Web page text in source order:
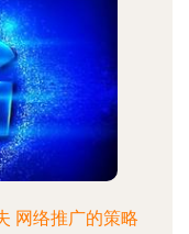
网络推广的策略